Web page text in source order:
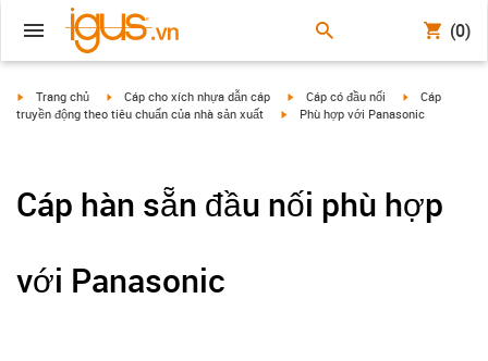
(0)
igus-icon-arrow-right
Trang chủ igus-icon-arrow-right
Cáp cho xích nhựa dẫn cáp igus-icon-arrow-right
Cáp có đầu nối igus-icon-
Cáp
truyền động theo tiêu chuẩn của nhà sản xuất
igus-icon-arrow-right
Phù hợp với Panasonic
Cáp hàn sẵn đầu nối phù hợp
với Panasonic